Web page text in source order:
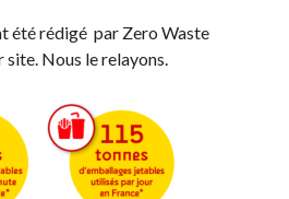
été rédigé par Zero Waste
site. Nous le relayons.